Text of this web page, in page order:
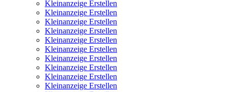
Kleinanzeige Erstellen
Kleinanzeige Erstellen
Kleinanzeige Erstellen
Kleinanzeige Erstellen
Kleinanzeige Erstellen
Kleinanzeige Erstellen
Kleinanzeige Erstellen
Kleinanzeige Erstellen
Kleinanzeige Erstellen
Kleinanzeige Erstellen